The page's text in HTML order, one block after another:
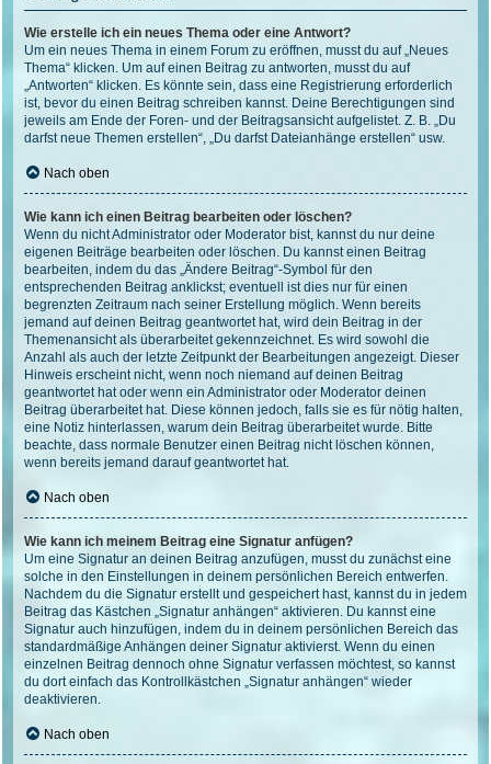
Wie erstelle ich ein neues Thema oder eine Antwort?
Um ein neues Thema in einem Forum zu eröffnen, musst du auf „Neues
Thema“ klicken. Um auf einen Beitrag zu antworten, musst du auf
„Antworten“ klicken. Es könnte sein, dass eine Registrierung erforderlich
ist, bevor du einen Beitrag schreiben kannst. Deine Berechtigungen sind
jeweils am Ende der Foren- und der Beitragsansicht aufgelistet. Z. B. „Du
darfst neue Themen erstellen“, „Du darfst Dateianhänge erstellen“ usw.
Nach oben
Wie kann ich einen Beitrag bearbeiten oder löschen?
Wenn du nicht Administrator oder Moderator bist, kannst du nur deine
eigenen Beiträge bearbeiten oder löschen. Du kannst einen Beitrag
bearbeiten, indem du das „Ändere Beitrag“-Symbol für den
entsprechenden Beitrag anklickst; eventuell ist dies nur für einen
begrenzten Zeitraum nach seiner Erstellung möglich. Wenn bereits
jemand auf deinen Beitrag geantwortet hat, wird dein Beitrag in der
Themenansicht als überarbeitet gekennzeichnet. Es wird sowohl die
Anzahl als auch der letzte Zeitpunkt der Bearbeitungen angezeigt. Dieser
Hinweis erscheint nicht, wenn noch niemand auf deinen Beitrag
geantwortet hat oder wenn ein Administrator oder Moderator deinen
Beitrag überarbeitet hat. Diese können jedoch, falls sie es für nötig halten,
eine Notiz hinterlassen, warum dein Beitrag überarbeitet wurde. Bitte
beachte, dass normale Benutzer einen Beitrag nicht löschen können,
wenn bereits jemand darauf geantwortet hat.
Nach oben
Wie kann ich meinem Beitrag eine Signatur anfügen?
Um eine Signatur an deinen Beitrag anzufügen, musst du zunächst eine
solche in den Einstellungen in deinem persönlichen Bereich entwerfen.
Nachdem du die Signatur erstellt und gespeichert hast, kannst du in jedem
Beitrag das Kästchen „Signatur anhängen“ aktivieren. Du kannst eine
Signatur auch hinzufügen, indem du in deinem persönlichen Bereich das
standardmäßige Anhängen deiner Signatur aktivierst. Wenn du einen
einzelnen Beitrag dennoch ohne Signatur verfassen möchtest, so kannst
du dort einfach das Kontrollkästchen „Signatur anhängen“ wieder
deaktivieren.
Nach oben